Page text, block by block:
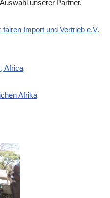
unserer Partner.
fairen Import und Vertrieb e.V.
Africa
Afrika